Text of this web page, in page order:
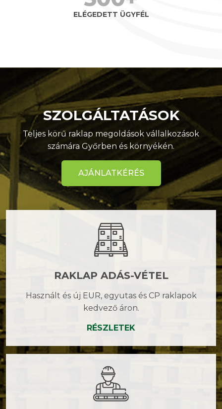
ELÉGEDETT ÜGYFÉL
SZOLGÁLTATÁSOK
Teljes körű raklap megoldások vállalkozások
számára Győrben és környékén.
AJÁNLATKÉRÉS
RAKLAP ADÁS-VÉTEL
Használt és új EUR, egyutas és CP raklapok
kedvező áron.
RÉSZLETEK